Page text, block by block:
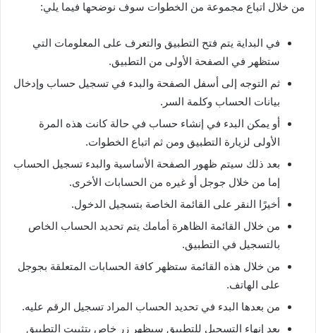
من خلال اتباع مجموعة من الخطوات سوف نوضحها فيما يلي:
في البداية يتم فتح التطبيق والتعرف على المعلومات التي
ستظهر في الصفحة الأولى من التطبيق.
ثم التوجه إلى أسفل الصفحة والبدء في تسجيل حساب وإدخال
بيانات الحساب وكلمة السر.
أو يمكن البدء في إنشاء حساب في حالة كانت هذه المرة
الأولى لزيارة التطبيق ومن ثم اتباع الخطوات.
بعد ذلك سيتم ظهور الصفحة الأساسية والبدء تسجيل الحساب
إما من خلال جوجل أو غيره من الحسابات الأخرى.
أخيرًا النقر على القائمة الخاصة بتسجيل الدخول.
من خلال القائمة الظاهرة أمامك يتم تحديد الحساب الخاص
بالتسجيل في التطبيق.
من خلال هذه القائمة ستظهر كافة الحسابات المتعلقة بجوجل
على الهاتف.
من بعدها البدء في تحديد الحساب المراد تسجيل الرقم عليه.
بعد إنهاء التسجيل للتطبيق سيظهر زر خاص بتثبيت التطبيق